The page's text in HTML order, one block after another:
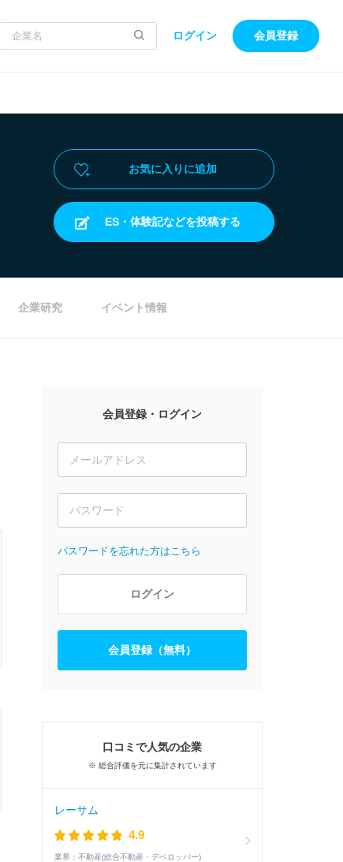
ログイン 会員登録
お気に入りに追加
ES・体験記などを投稿する
企業研究 イベント情報
会員登録・ログイン
パスワードを忘れた方はこちら
ログイン
会員登録（無料）
口コミで人気の企業
※ 総合評価を元に集計されています
レーサム
4.9
業界： 不動産(総合不動産・デベロッパー)